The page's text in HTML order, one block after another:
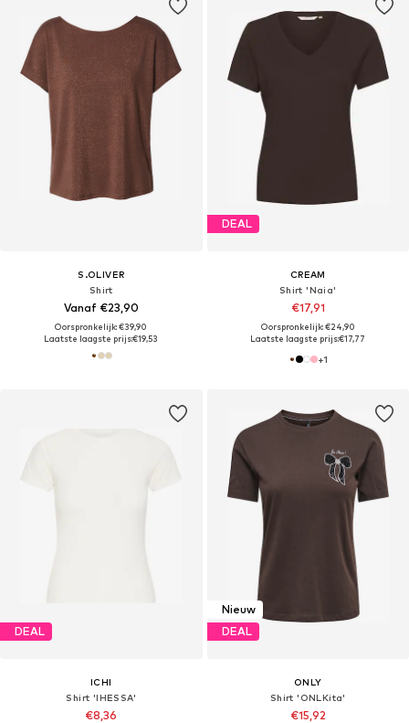
S.OLIVER
Shirt
Vanaf €23,90
Oorspronkelijk: €39,90
Laatste laagste prijs:€19,53
DEAL
CREAM
Shirt 'Naia'
€17,91
Oorspronkelijk: €24,90
Laatste laagste prijs:€17,77
+1
DEAL
ICHI
Shirt 'IHESSA'
€8,36
Nieuw
DEAL
ONLY
Shirt 'ONLKita'
€15,92